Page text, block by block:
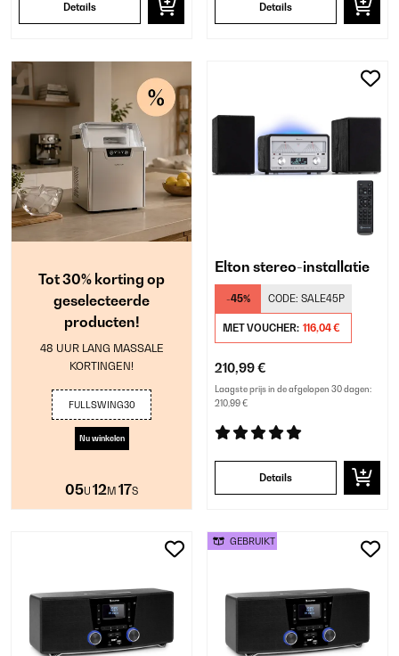
Details Details
Tot 30% korting op
geselecteerde
producten!
48 UUR LANG MASSALE
KORTINGEN!
FULLSWING30
Nu winkelen
05U 12M 16S
Elton stereo-installatie
-45% CODE: SALE45P
MET VOUCHER: 116,04 €
210,99 €
Laagste prijs in de afgelopen 30 dagen:
210,99 €
Details
GEBRUIKT